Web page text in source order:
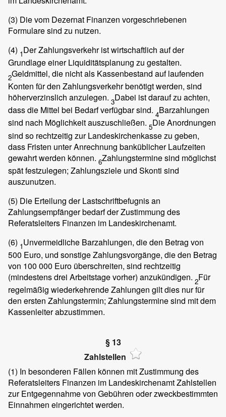
(3) Die vom Dezernat Finanzen vorgeschriebenen
Formulare sind zu nutzen.
(4) 1Der Zahlungsverkehr ist wirtschaftlich auf der
Grundlage einer Liquiditätsplanung zu gestalten.
2Geldmittel, die nicht als Kassenbestand auf laufenden
Konten für den Zahlungsverkehr benötigt werden, sind
höherverzinslich anzulegen. 3Dabei ist darauf zu achten,
dass die Mittel bei Bedarf verfügbar sind. 4Barzahlungen
sind nach Möglichkeit auszuschließen. 5Die Anordnungen
sind so rechtzeitig zur Landeskirchenkasse zu geben,
dass Fristen unter Anrechnung banküblicher Laufzeiten
gewahrt werden können. 6Zahlungstermine sind möglichst
spät festzulegen; Zahlungsziele und Skonti sind
auszunutzen.
(5) Die Erteilung der Lastschriftbefugnis an
Zahlungsempfänger bedarf der Zustimmung des
Referatsleiters Finanzen im Landeskirchenamt.
(6) 1Unvermeidliche Barzahlungen, die den Betrag von
500 Euro, und sonstige Zahlungsvorgänge, die den Betrag
von 100 000 Euro überschreiten, sind rechtzeitig
(mindestens drei Arbeitstage vorher) anzukündigen. 2Für
regelmäßig wiederkehrende Zahlungen gilt dies nur für
den ersten Zahlungstermin; Zahlungstermine sind mit dem
Kassenleiter abzustimmen.
§ 13
Zahlstellen
(1) In besonderen Fällen können mit Zustimmung des
Referatsleiters Finanzen im Landeskirchenamt Zahlstellen
zur Entgegennahme von Gebühren oder zweckbestimmten
Einnahmen eingerichtet werden.